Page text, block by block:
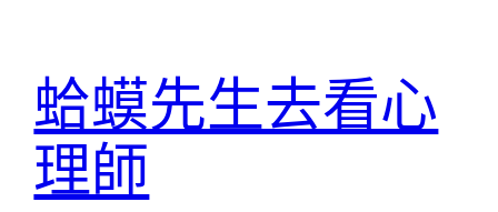
蛤蟆先生去看心
理師